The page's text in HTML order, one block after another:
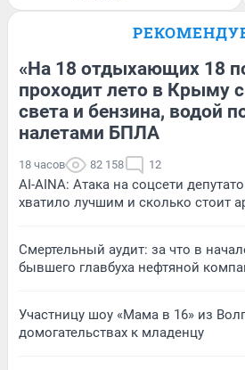
«На 18 отдыхающих 18
проходит лето в Крыму
света и бензина, водой
налетами БПЛА
18 часов 82 158 12
AI-AINA: Атака на соцсети
хватило лучшим и сколько стоит
Смертельный аудит: за что в
бывшего главбуха нефтяной
Участницу шоу «Мама в 16» из
домогательствах к младенцу